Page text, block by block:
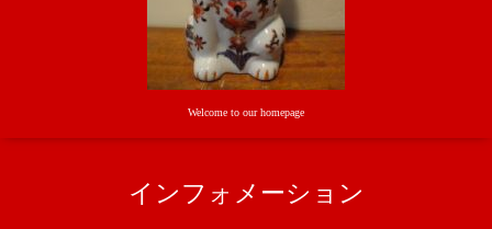
Welcome to our homepage
インフォメーション